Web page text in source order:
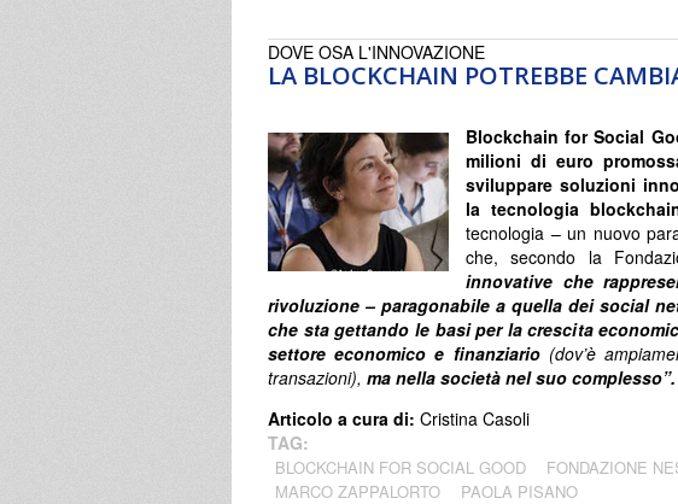
LA BLOCKCHAIN POTREBBE
DOVE OSA L'INNOVAZIONE
Blockchain for Social
milioni di euro
sviluppare soluzioni
la tecnologia
tecnologia – un nuovo
che, secondo la
innovative che
rivoluzione – paragonabile a quella dei social
che sta gettando le basi per la crescita
settore economico e finanziario (dov’è
transazioni), ma nella società nel suo complesso”.
Articolo a cura di: Cristina Casoli
TAG:
BLOCKCHAIN FOR SOCIAL GOOD FONDAZIONE
MARCO ZAPPALORTO
PAOLA PISANO